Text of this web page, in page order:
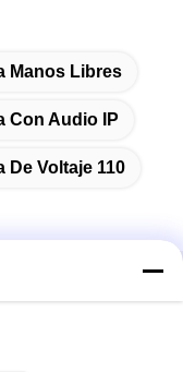
Manos Libres
Con Audio IP
De Voltaje 110